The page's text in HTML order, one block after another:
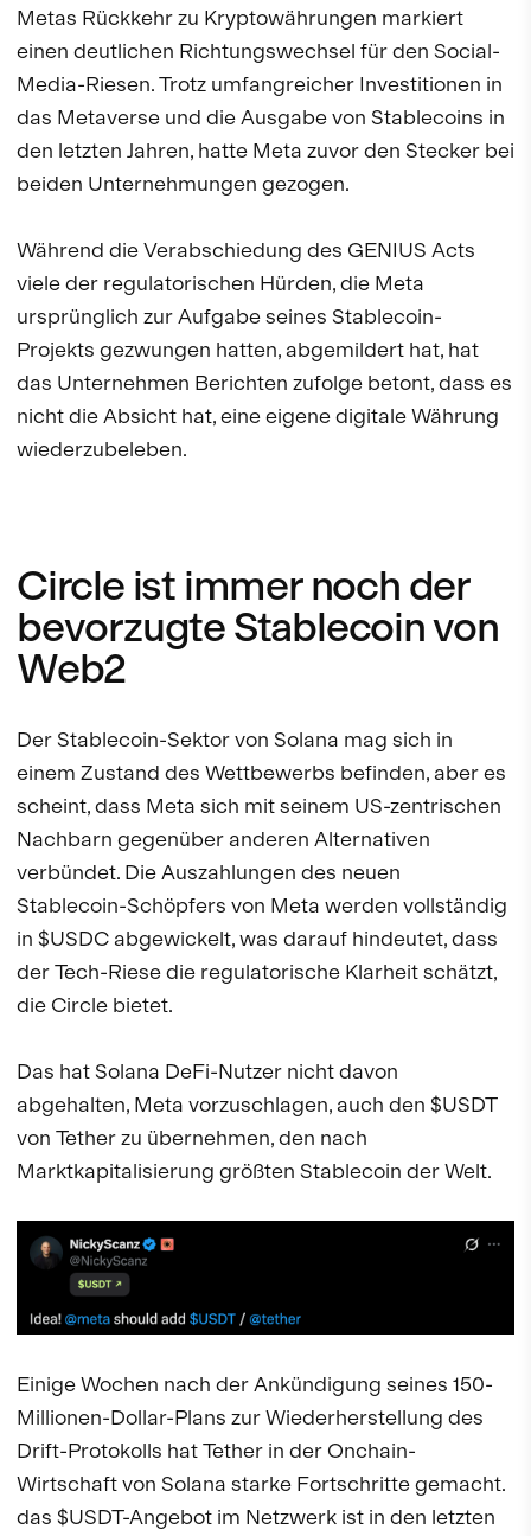
Metas Rückkehr zu Kryptowährungen markiert
einen deutlichen Richtungswechsel für den Social-
Media-Riesen. Trotz umfangreicher Investitionen in
das Metaverse und die Ausgabe von Stablecoins in
den letzten Jahren, hatte Meta zuvor den Stecker bei
beiden Unternehmungen gezogen.
Während die Verabschiedung des GENIUS Acts
viele der regulatorischen Hürden, die Meta
ursprünglich zur Aufgabe seines Stablecoin-
Projekts gezwungen hatten, abgemildert hat, hat
das Unternehmen Berichten zufolge betont, dass es
nicht die Absicht hat, eine eigene digitale Währung
wiederzubeleben.
Circle ist immer noch der
bevorzugte Stablecoin von
Web2
Der Stablecoin-Sektor von Solana mag sich in
einem Zustand des Wettbewerbs befinden, aber es
scheint, dass Meta sich mit seinem US-zentrischen
Nachbarn gegenüber anderen Alternativen
verbündet. Die Auszahlungen des neuen
Stablecoin-Schöpfers von Meta werden vollständig
in $USDC abgewickelt, was darauf hindeutet, dass
der Tech-Riese die regulatorische Klarheit schätzt,
die Circle bietet.
Das hat Solana DeFi-Nutzer nicht davon
abgehalten, Meta vorzuschlagen, auch den $USDT
von Tether zu übernehmen, den nach
Marktkapitalisierung größten Stablecoin der Welt.
Einige Wochen nach der Ankündigung seines 150-
Millionen-Dollar-Plans zur Wiederherstellung des
Drift-Protokolls hat Tether in der Onchain-
Wirtschaft von Solana starke Fortschritte gemacht.
das $USDT-Angebot im Netzwerk ist in den letzten